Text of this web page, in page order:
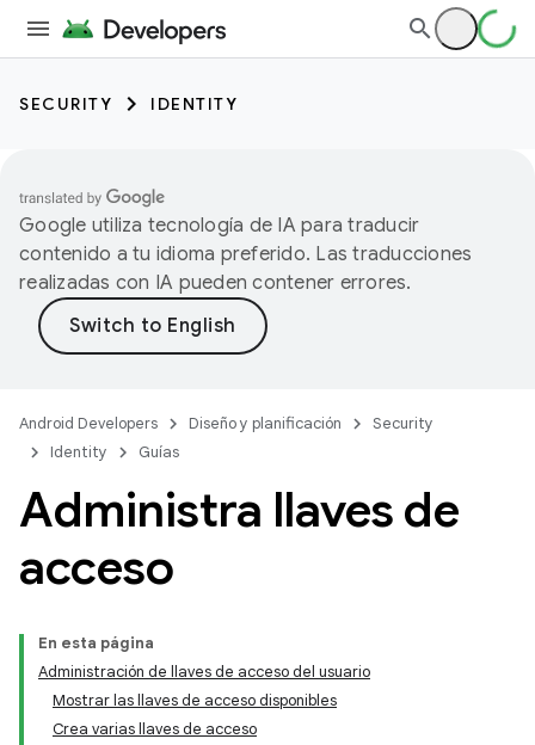
SECURITY IDENTITY
Google utiliza tecnología de IA para traducir
contenido a tu idioma preferido. Las traducciones
realizadas con IA pueden contener errores.
Android Developers Diseño y planificación
Security
Identity
Guías
Administra llaves de
acceso
En esta página
Administración de llaves de acceso del usuario
Mostrar las llaves de acceso disponibles
Crea varias llaves de acceso